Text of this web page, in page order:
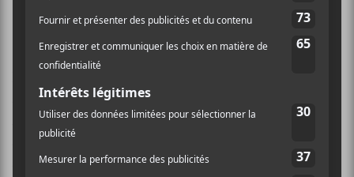
Rayannah
authenticité sa pop aux couleurs d’électro-pop.
Accompagnée de Mario Lepage et Étienne Mason, elle
a rapidement flirté avec des styles peu présents sur la
scène locale. On y reconnaît les traces de
Hundred